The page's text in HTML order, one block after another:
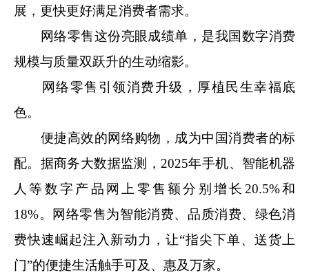
展，更快更好满足消费者需求。
网络零售这份亮眼成绩单，是我国数字消费
规模与质量双跃升的生动缩影。
网络零售引领消费升级，厚植民生幸福底
色。
便捷高效的网络购物，成为中国消费者的标
配。据商务大数据监测，2025年手机、智能机器
人等数字产品网上零售额分别增长20.5%和
18%。网络零售为智能消费、品质消费、绿色消
费快速崛起注入新动力，让“指尖下单、送货上
门”的便捷生活触手可及、惠及万家。